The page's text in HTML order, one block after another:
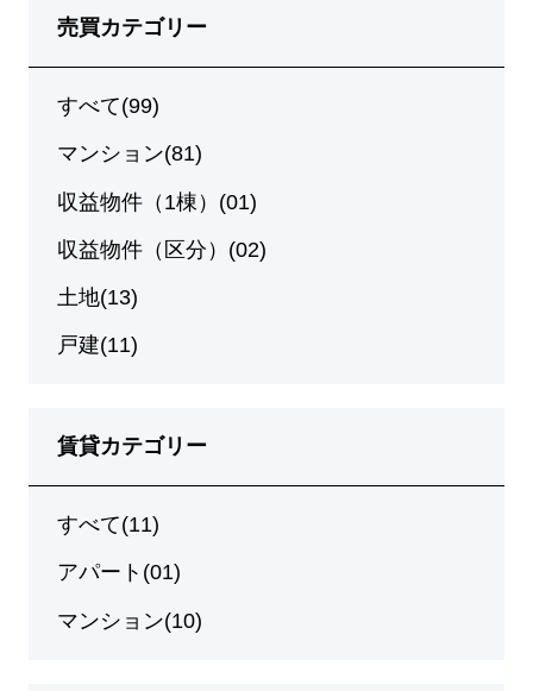
売買カテゴリー
すべて(99)
マンション(81)
収益物件（1棟）(01)
収益物件（区分）(02)
土地(13)
戸建(11)
賃貸カテゴリー
すべて(11)
アパート(01)
マンション(10)